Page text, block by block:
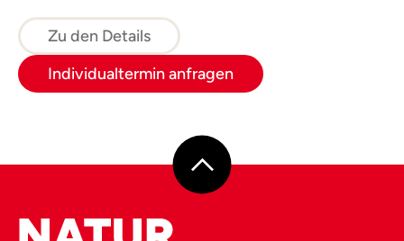
Zu den Details
Individualtermin anfragen